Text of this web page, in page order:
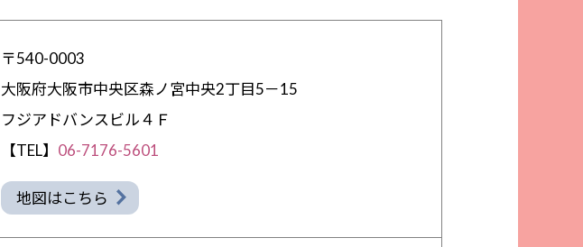
〒540-0003
大阪府大阪市中央区森ノ宮中央2丁目5－15
フジアドバンスビル４Ｆ
【TEL】 06-7176-5601
地図はこちら